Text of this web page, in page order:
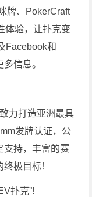
牌、PokerCraft
体验，让扑克变
Facebook和
信息。
力打造亚洲最具
发牌认证，公
支持，丰富的赛
极目标！
扑克”!